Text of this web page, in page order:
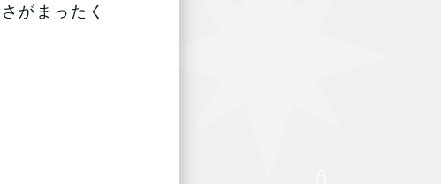
がまったく